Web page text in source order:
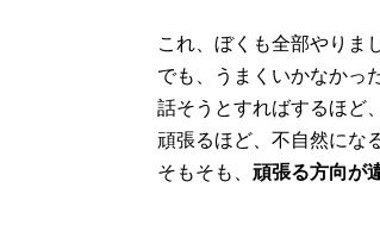
これ、ぼくも全部やりま
でも、うまくいかなかっ
話そうとすればするほど
頑張るほど、不自然になる
そもそも、 頑張る方向が